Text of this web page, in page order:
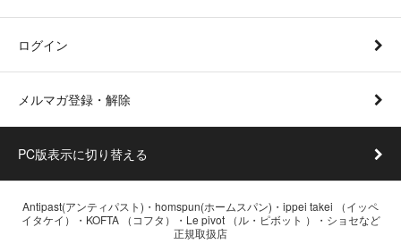
ログイン
メルマガ登録・解除
PC版表示に切り替える
Antipast(アンティパスト)・homspun(ホームスパン)・ippei takei （イッペ
イタケイ）・KOFTA （コフタ）・Le pivot （ル・ピボット ）・ショセなど
正規取扱店